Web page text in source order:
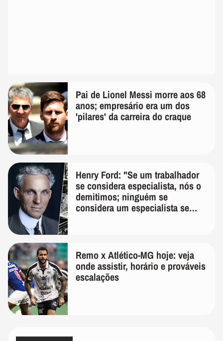
Pai de Lionel Messi morre aos 68
anos; empresário era um dos
'pilares' da carreira do craque
Henry Ford: "Se um trabalhador
se considera especialista, nós o
demitimos; ninguém se
considera um especialista se
Remo x Atlético-MG hoje: veja
onde assistir, horário e prováveis
escalações